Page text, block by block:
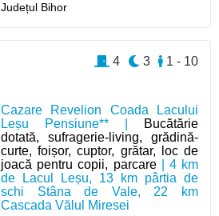
Județul Bihor
Cazare Revelion Coada Lacului
Leșu Pensiune** |
Bucătărie
dotată, sufragerie-living, grădină-
curte, foișor, cuptor, grătar, loc de
joacă pentru copii, parcare| 4 km
de Lacul Leșu, 13 km pârtia de
schi Stâna de Vale, 22 km
Cascada Vălul Miresei
1 - 10
3
4